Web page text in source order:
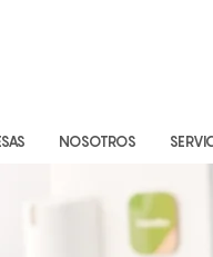
NOSOTROS